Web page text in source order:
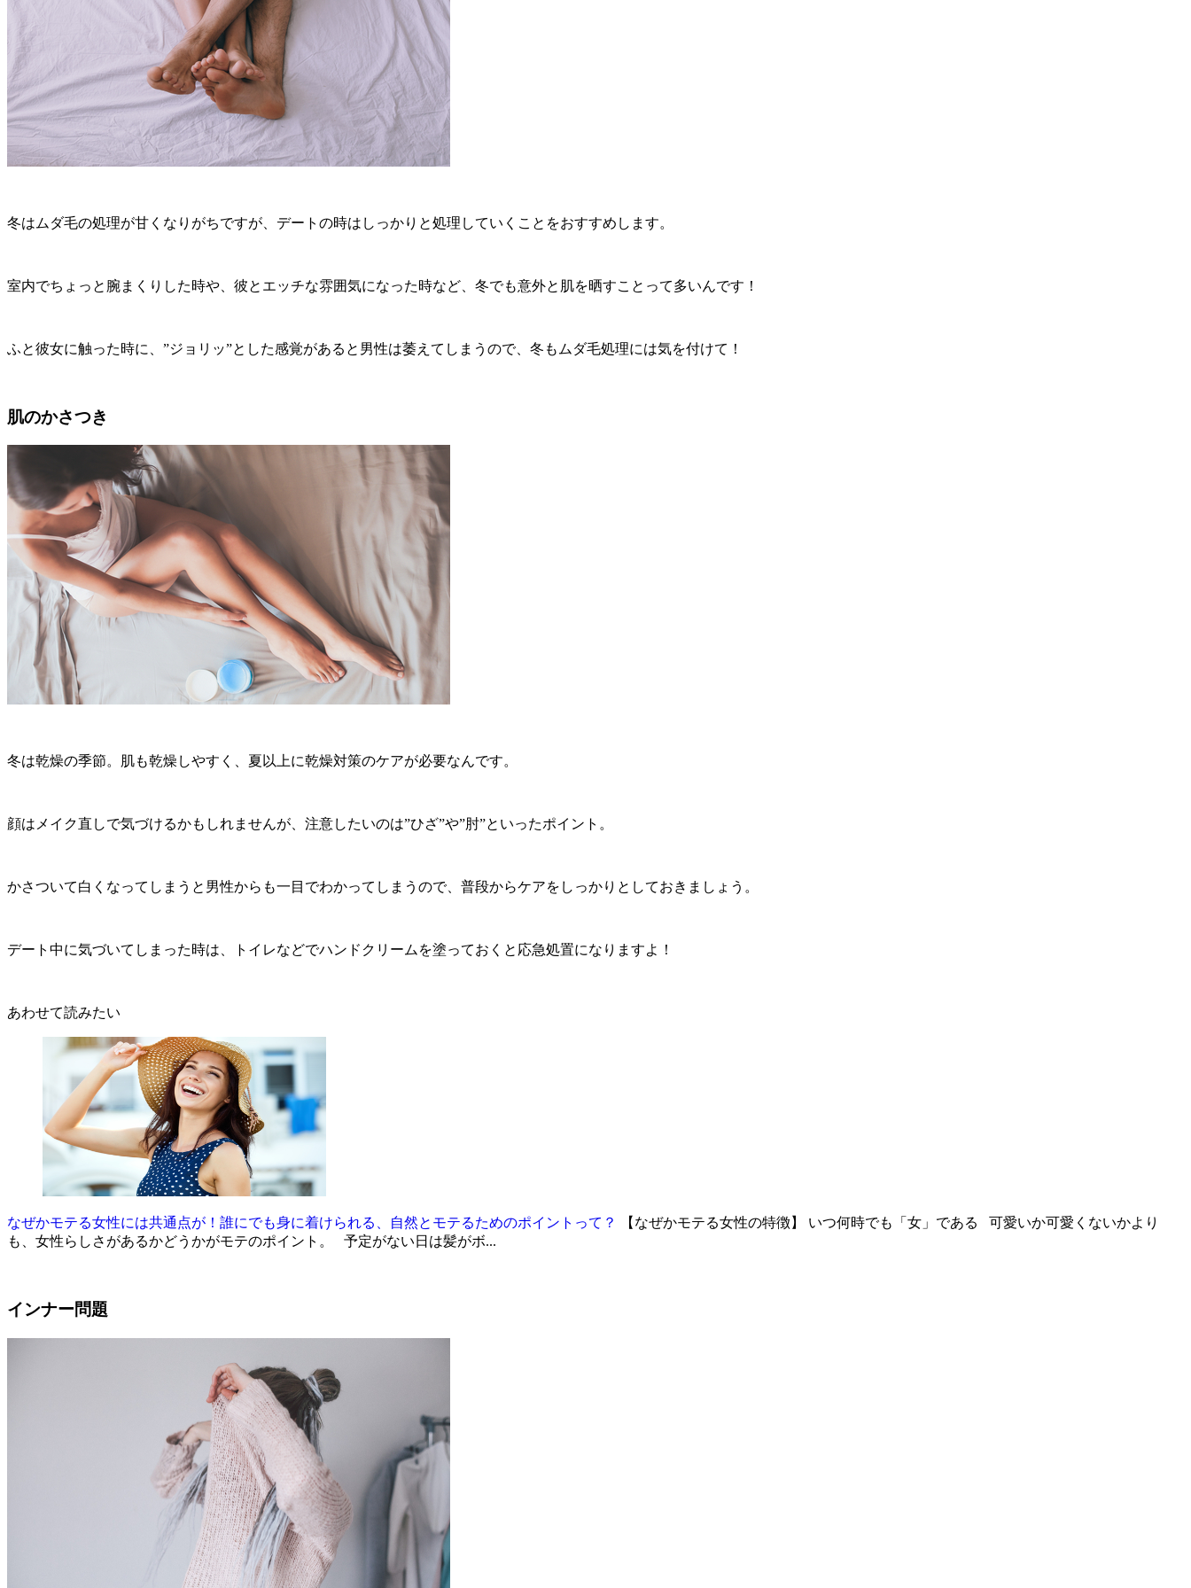
冬はムダ毛の処理が甘くなりがちですが、デートの時はしっかりと処理していくことをおすすめします。
室内でちょっと腕まくりした時や、彼とエッチな雰囲気になった時など、冬でも意外と肌を晒すことって多いんです！
ふと彼女に触った時に、”ジョリッ”とした感覚があると男性は萎えてしまうので、冬もムダ毛処理には気を付けて！
肌のかさつき
冬は乾燥の季節。肌も乾燥しやすく、夏以上に乾燥対策のケアが必要なんです。
顔はメイク直しで気づけるかもしれませんが、注意したいのは”ひざ”や”肘”といったポイント。
かさついて白くなってしまうと男性からも一目でわかってしまうので、普段からケアをしっかりとしておきましょう。
デート中に気づいてしまった時は、トイレなどでハンドクリームを塗っておくと応急処置になりますよ！
あわせて読みたい
なぜかモテる女性には共通点が！誰にでも身に着けられる、自然とモテるためのポイントって？
【なぜかモテる女性の特徴】 いつ何時でも「女」である 可愛いか可愛くないかより
も、女性らしさがあるかどうかがモテのポイント。 予定がない日は髪がボ...
インナー問題